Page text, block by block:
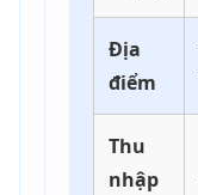
Địa
điểm
Thu
nhập